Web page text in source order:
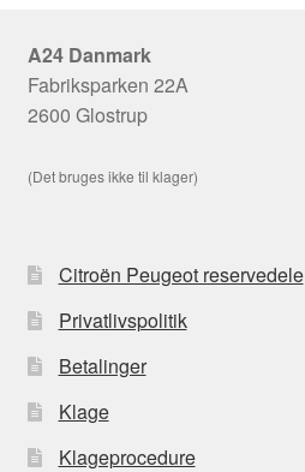
A24 Danmark
Fabriksparken 22A
2600 Glostrup
(Det bruges ikke til klager)
Citroën Peugeot reservedele
Privatlivspolitik
Betalinger
Klage
Klageprocedure